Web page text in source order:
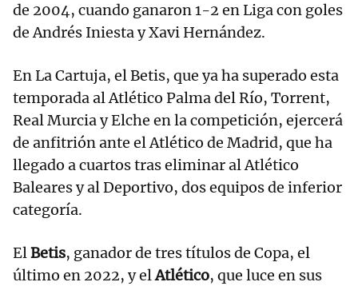
de 2004, cuando ganaron 1-2 en Liga con goles
de Andrés Iniesta y Xavi Hernández.
En La Cartuja, el Betis, que ya ha superado esta
temporada al Atlético Palma del Río, Torrent,
Real Murcia y Elche en la competición, ejercerá
de anfitrión ante el Atlético de Madrid, que ha
llegado a cuartos tras eliminar al Atlético
Baleares y al Deportivo, dos equipos de inferior
categoría.
ElBetis, ganador de tres títulos de Copa, el
último en 2022, y elAtlético, que luce en sus